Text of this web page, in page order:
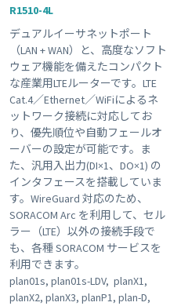
#接点出力 #スターターキット
#磁気センサー #超音波センサ
#ボタン #planX1 #販売終
#ゲートウェイ #plan-DU
#組み込み #乾電池 #USB
#plan-D #海外キャリア網 対応
#レビュー Clear All
R1510-4L
デュアルイーサネットポート
（LAN + WAN）と、高度なソフト
ウェア機能を備えたコンパクト
な産業用LTEルーターです。LTE
Cat.4／Ethernet／WiFiによるネ
ットワーク接続に対応してお
り、優先順位や自動フェールオ
ーバーの設定が可能です。ま
た、汎用入出力(DI×1、DO×1) の
インタフェースを搭載していま
す。WireGuard 対応のため、
SORACOM Arc を利用して、セル
ラー（LTE）以外の接続手段で
も、各種 SORACOM サービスを
利用できます。
plan01s, plan01s-LDV, planX1,
planX2, planX3, planP1, plan-D,